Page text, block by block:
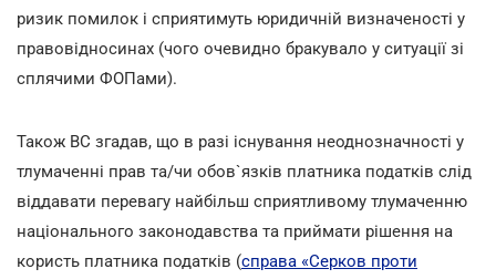
ризик помилок і сприятимуть юридичній визначеності у
правовідносинах (чого очевидно бракувало у ситуації зі
сплячими ФОПами).
Також ВС згадав, що в разі існування неоднозначності у
тлумаченні прав та/чи обов`язків платника податків слід
віддавати перевагу найбільш сприятливому тлумаченню
національного законодавства та приймати рішення на
користь платника податків (справа «Серков проти